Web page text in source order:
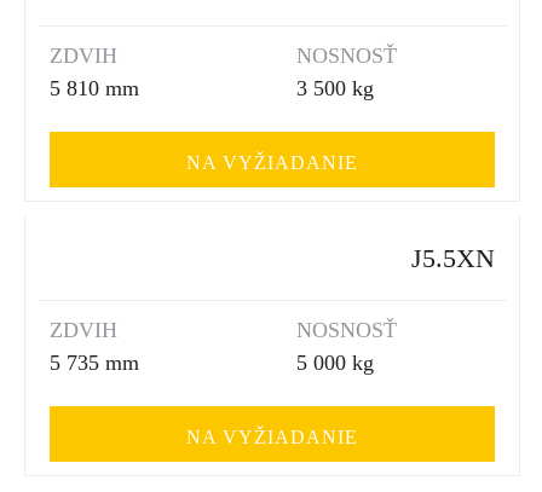
ZDVIH
5 810 mm
NOSNOSŤ
3 500 kg
NA VYŽIADANIE
J5.5XN
ZDVIH
5 735 mm
NOSNOSŤ
5 000 kg
NA VYŽIADANIE